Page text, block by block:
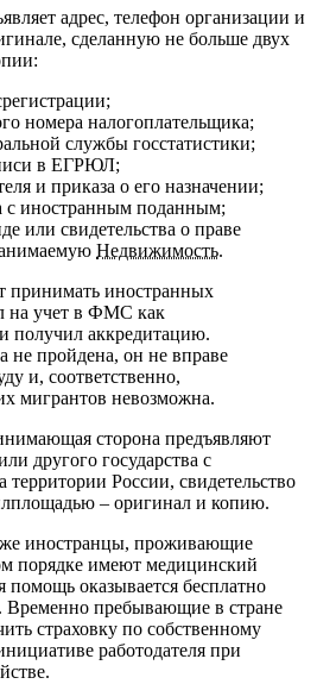
адрес, телефон организации и
сделанную не больше двух
номера налогоплательщика;
службы госстатистики;
в ЕГРЮЛ;
и приказа о его назначении;
с иностранным поданным;
или свидетельства о праве
Недвижимость.
принимать иностранных
на учет в ФМС как
получил аккредитацию.
не пройдена, он не вправе
и, соответственно,
мигрантов невозможна.
сторона предъявляют
другого государства с
России, свидетельство
– оригинал и копию.
иностранцы, проживающие
порядке имеют медицинский
помощь оказывается бесплатно
Временно пребывающие в стране
страховку по собственному
работодателя при